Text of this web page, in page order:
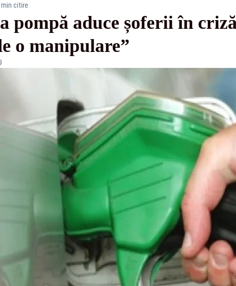
min citire
pompă aduce șoferii în
o manipulare”